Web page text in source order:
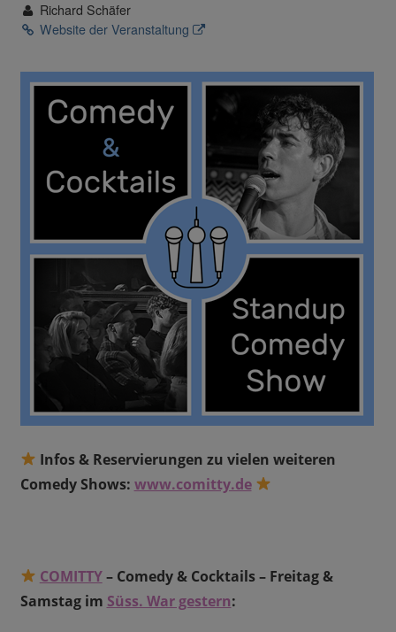
Richard Schäfer
Website der Veranstaltung
Infos & Reservierungen zu vielen weiteren
Comedy Shows: www.comitty.de
COMITTY– Comedy & Cocktails – Freitag &
Samstag im Süss. War gestern: